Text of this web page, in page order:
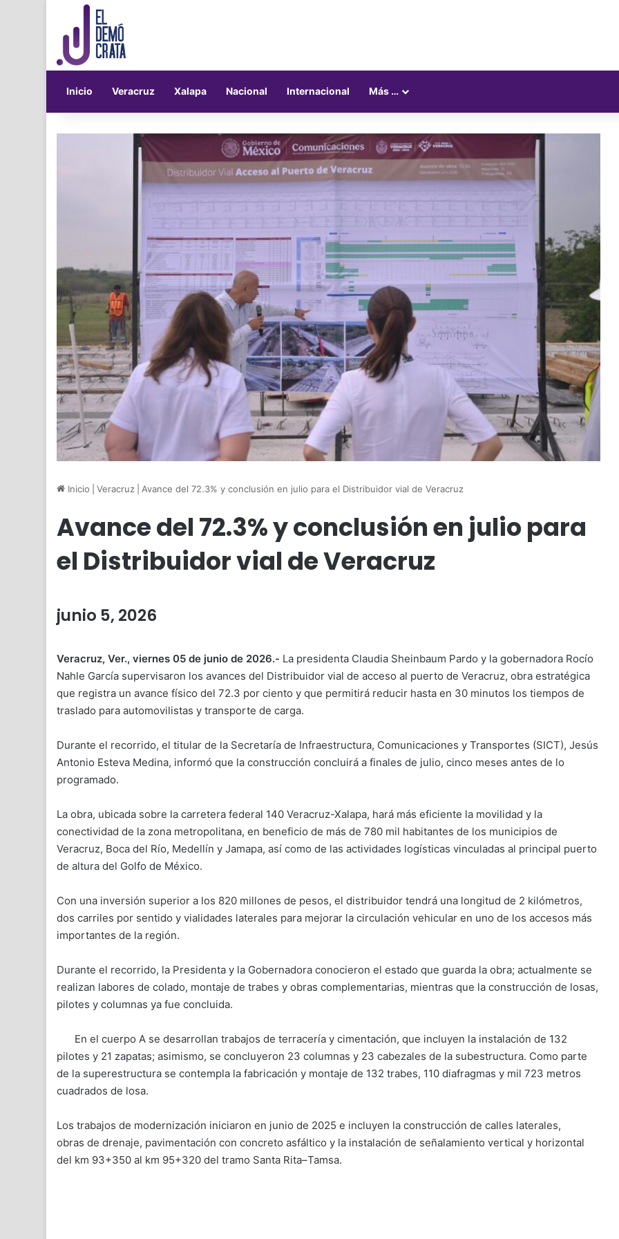
Inicio Veracruz Xalapa Nacional Internacional Más …
Inicio Veracruz Avance del 72.3% y conclusión en julio para el Distribuidor vial de Veracruz
Avance del 72.3% y conclusión en julio para
el Distribuidor vial de Veracruz
junio 5, 2026
Veracruz, Ver., viernes 05 de junio de 2026.- La presidenta Claudia Sheinbaum Pardo y la gobernadora Rocío
Nahle García supervisaron los avances del Distribuidor vial de acceso al puerto de Veracruz, obra estratégica
que registra un avance físico del 72.3 por ciento y que permitirá reducir hasta en 30 minutos los tiempos de
traslado para automovilistas y transporte de carga.
Durante el recorrido, el titular de la Secretaría de Infraestructura, Comunicaciones y Transportes (SICT), Jesús
Antonio Esteva Medina, informó que la construcción concluirá a finales de julio, cinco meses antes de lo
programado.
La obra, ubicada sobre la carretera federal 140 Veracruz-Xalapa, hará más eficiente la movilidad y la
conectividad de la zona metropolitana, en beneficio de más de 780 mil habitantes de los municipios de
Veracruz, Boca del Río, Medellín y Jamapa, así como de las actividades logísticas vinculadas al principal puerto
de altura del Golfo de México.
Con una inversión superior a los 820 millones de pesos, el distribuidor tendrá una longitud de 2 kilómetros,
dos carriles por sentido y vialidades laterales para mejorar la circulación vehicular en uno de los accesos más
importantes de la región.
Durante el recorrido, la Presidenta y la Gobernadora conocieron el estado que guarda la obra; actualmente se
realizan labores de colado, montaje de trabes y obras complementarias, mientras que la construcción de losas,
pilotes y columnas ya fue concluida.
En el cuerpo A se desarrollan trabajos de terracería y cimentación, que incluyen la instalación de 132
pilotes y 21 zapatas; asimismo, se concluyeron 23 columnas y 23 cabezales de la subestructura. Como parte
de la superestructura se contempla la fabricación y montaje de 132 trabes, 110 diafragmas y mil 723 metros
cuadrados de losa.
Los trabajos de modernización iniciaron en junio de 2025 e incluyen la construcción de calles laterales,
obras de drenaje, pavimentación con concreto asfáltico y la instalación de señalamiento vertical y horizontal
del km 93+350 al km 95+320 del tramo Santa Rita–Tamsa.